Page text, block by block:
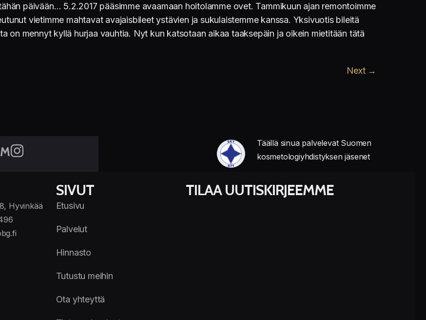
päivään… 5.2.2017 pääsimme avaamaan hoitolamme ovet. Tammikuun ajan remontoimme
vietimme mahtavat avajaisbileet ystävien ja sukulaistemme kanssa. Yksivuotis bileitä
on mennyt kyllä hurjaa vauhtia. Nyt kun katsotaan aikaa taaksepäin ja oikein mietitään tätä
Next →
Täällä sinua palvelevat Suomen
kosmetologiyhdistyksen jäsenet
Hyvinkää
SIVUT
Etusivu
Palvelut
Hinnasto
Tutustu meihin
Ota yhteyttä
TILAA UUTISKIRJEEMME